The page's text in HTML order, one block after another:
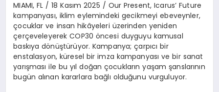
MIAMI, FL / 18 Kasım 2025 / Our Present, Icarus’Future
kampanyası, iklim eylemindeki gecikmeyi ebeveynler,
çocuklar ve insan hikâyeleri üzerinden yeniden
çerçeveleyerek COP30 öncesi duyguyu kamusal
baskıya dönüştürüyor. Kampanya; çarpıcı bir
enstalasyon, küresel bir imza kampanyası ve bir sanat
yarışması ile bu yıl doğan çocukların yaşam şanslarının
bugün alınan kararlara bağlı olduğunu vurguluyor.